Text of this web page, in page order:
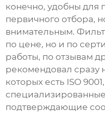
конечно, удобны для
первичного отбора,
внимательным.
по цене, но и по
работы, по отзывам
рекомендовал сразу
которых есть ISO
подтверждающие